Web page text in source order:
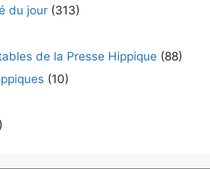
du jour (313)
de la Presse Hippique (88)
(10)